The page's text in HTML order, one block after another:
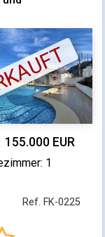
155.000 EUR
1
Ref. FK-0225